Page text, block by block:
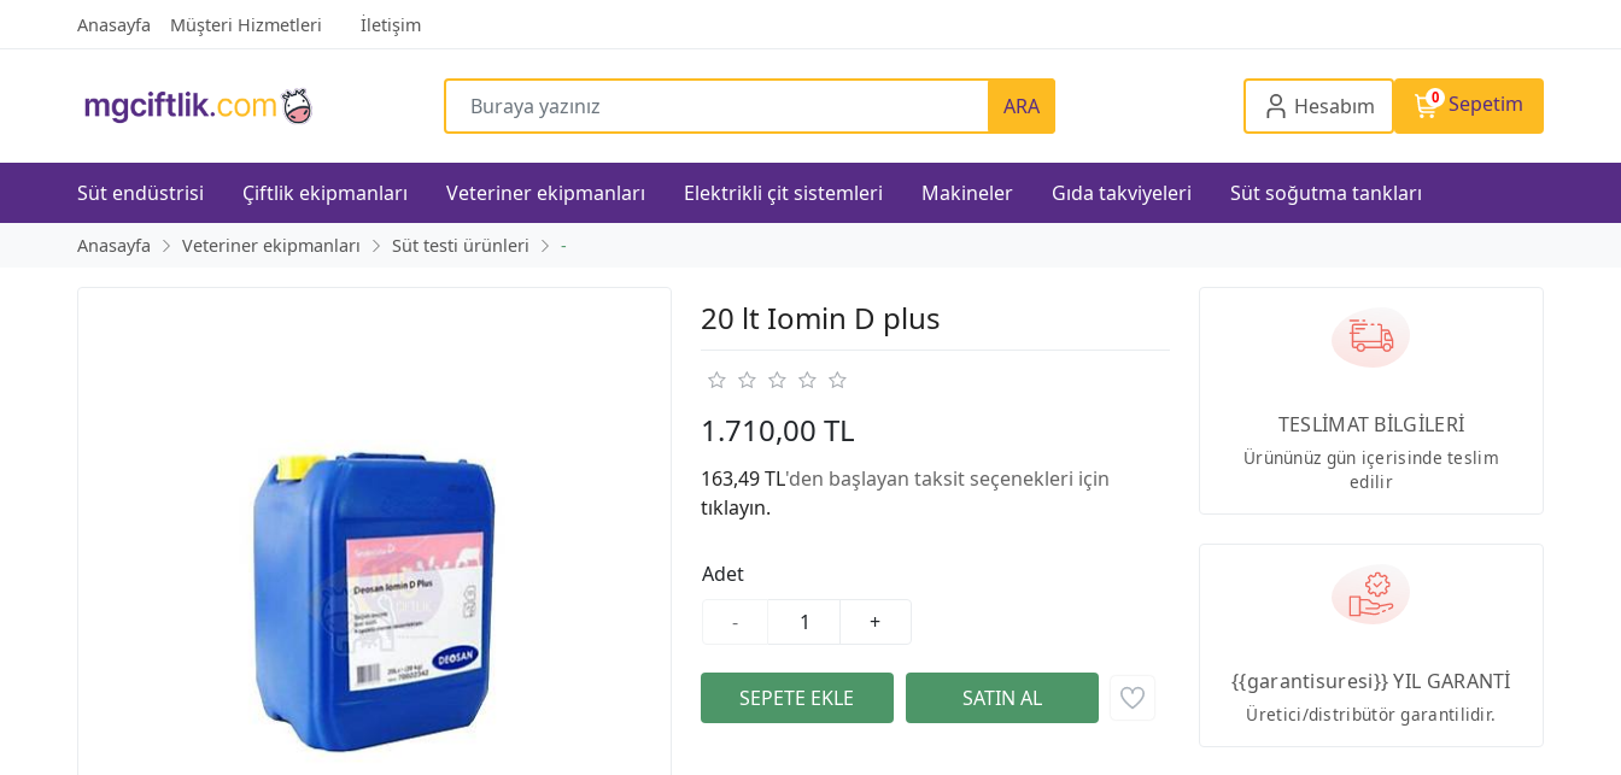
Anasayfa Müşteri Hizmetleri İletişim
ARA Hesabım 0 Sepetim
Süt endüstrisi Çiftlik ekipmanları Veteriner ekipmanları Elektrikli çit sistemleri Makineler Gıda takviyeleri Süt soğutma tankları
Anasayfa Veteriner ekipmanları Süt testi ürünleri -
20 lt Iomin D plus
1.710,00 TL
163,49 TL'den başlayan taksit seçenekleri için
tıklayın.
Adet
-
+
TESLİMAT BİLGİLERİ
Ürününüz gün içerisinde teslim
edilir
{{garantisuresi}} YIL GARANTİ
Üretici/distribütör garantilidir.